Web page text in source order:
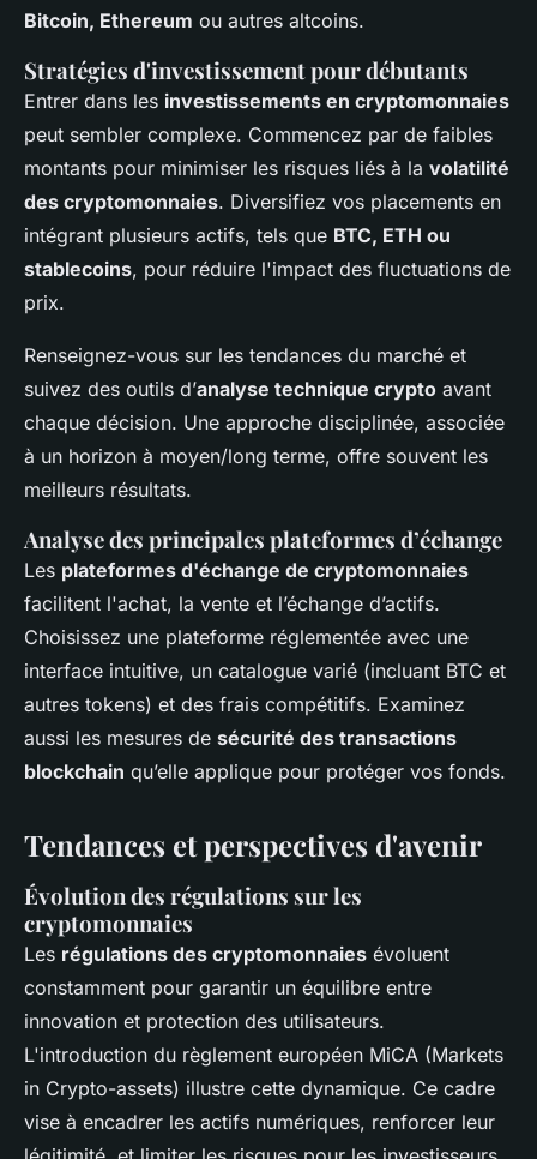
Bitcoin, Ethereum ou autres altcoins.
Stratégies d'investissement pour débutants
Entrer dans les investissements en cryptomonnaies
peut sembler complexe. Commencez par de faibles
montants pour minimiser les risques liés à la volatilité
des cryptomonnaies. Diversifiez vos placements en
intégrant plusieurs actifs, tels que BTC, ETH ou
stablecoins, pour réduire l'impact des fluctuations de
prix.
Renseignez-vous sur les tendances du marché et
suivez des outils d’analyse technique crypto avant
chaque décision. Une approche disciplinée, associée
à un horizon à moyen/long terme, offre souvent les
meilleurs résultats.
Analyse des principales plateformes d’échange
Les plateformes d'échange de cryptomonnaies
facilitent l'achat, la vente et l’échange d’actifs.
Choisissez une plateforme réglementée avec une
interface intuitive, un catalogue varié (incluant BTC et
autres tokens) et des frais compétitifs. Examinez
aussi les mesures de sécurité des transactions
blockchain qu’elle applique pour protéger vos fonds.
Tendances et perspectives d'avenir
Évolution des régulations sur les
cryptomonnaies
Les régulations des cryptomonnaies évoluent
constamment pour garantir un équilibre entre
innovation et protection des utilisateurs.
L'introduction du règlement européen MiCA (Markets
in Crypto-assets) illustre cette dynamique. Ce cadre
vise à encadrer les actifs numériques, renforcer leur